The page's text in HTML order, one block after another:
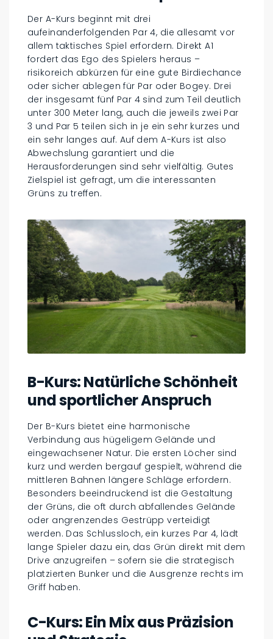
Der A-Kurs beginnt mit drei
aufeinanderfolgenden Par 4, die allesamt vor
allem taktisches Spiel erfordern. Direkt A1
fordert das Ego des Spielers heraus –
risikoreich abkürzen für eine gute Birdiechance
oder sicher ablegen für Par oder Bogey. Drei
der insgesamt fünf Par 4 sind zum Teil deutlich
unter 300 Meter lang, auch die jeweils zwei Par
3 und Par 5 teilen sich in je ein sehr kurzes und
ein sehr langes auf. Auf dem A-Kurs ist also
Abwechslung garantiert und die
Herausforderungen sind sehr vielfältig. Gutes
Zielspiel ist gefragt, um die interessanten
Grüns zu treffen.
B-Kurs: Natürliche Schönheit
und sportlicher Anspruch
Der B-Kurs bietet eine harmonische
Verbindung aus hügeligem Gelände und
eingewachsener Natur. Die ersten Löcher sind
kurz und werden bergauf gespielt, während die
mittleren Bahnen längere Schläge erfordern.
Besonders beeindruckend ist die Gestaltung
der Grüns, die oft durch abfallendes Gelände
oder angrenzendes Gestrüpp verteidigt
werden. Das Schlussloch, ein kurzes Par 4, lädt
lange Spieler dazu ein, das Grün direkt mit dem
Drive anzugreifen – sofern sie die strategisch
platzierten Bunker und die Ausgrenze rechts im
Griff haben.
C-Kurs: Ein Mix aus Präzision